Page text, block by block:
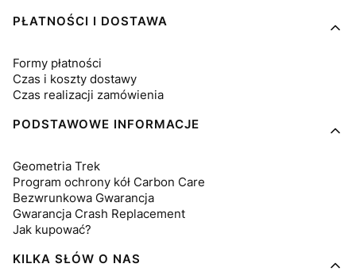
PŁATNOŚCI I DOSTAWA
Formy płatności
Czas i koszty dostawy
Czas realizacji zamówienia
PODSTAWOWE INFORMACJE
Geometria Trek
Program ochrony kół Carbon Care
Bezwrunkowa Gwarancja
Gwarancja Crash Replacement
Jak kupować?
KILKA SŁÓW O NAS